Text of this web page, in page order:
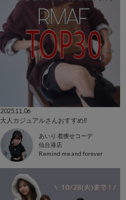
2025.11.06
大人カジュアルさんおすすめ‼️
あいり 着痩せコーデ
仙台港店
Remind me and forever